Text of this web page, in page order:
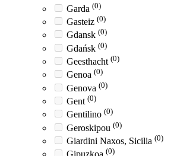
Garda (0)
Gasteiz (0)
Gdansk (0)
Gdańsk (0)
Geesthacht (0)
Genoa (0)
Genova (0)
Gent (0)
Gentilino (0)
Geroskipou (0)
Giardini Naxos, Sicilia (0)
(0)